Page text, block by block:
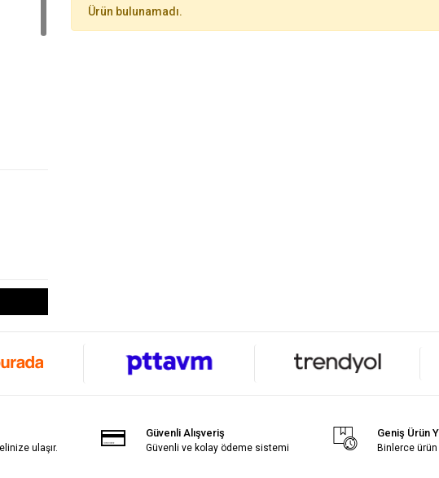
Ürün bulunamadı.
ulaşır.
Güvenli Alışveriş
Güvenli ve kolay ödeme sistemi
Geniş Ürün
Binlerce